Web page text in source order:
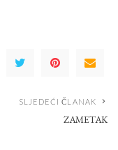
SLJEDEĆI ČLANAK
ZAMETAK